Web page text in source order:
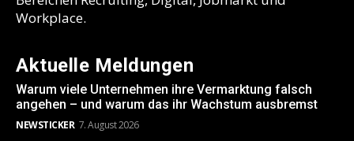
Workplace.
Aktuelle Meldungen
Warum viele Unternehmen ihre Vermarktung falsch
angehen – und warum das ihr Wachstum ausbremst
NEWSTICKER 7. August 2026